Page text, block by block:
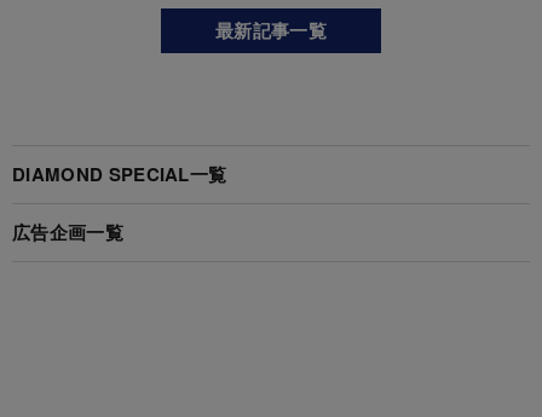
最新記事一覧
DIAMOND SPECIAL一覧
広告企画一覧